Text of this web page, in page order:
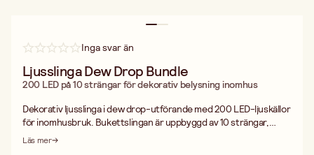
Inga svar än
Ljusslinga Dew Drop Bundle
200 LED på 10 strängar för dekorativ belysning inomhus
Dekorativ ljusslinga i dew drop-utförande med 200 LED-ljuskällor
för inomhusbruk. Bukettslingan är uppbyggd av 10 strängar,
vilket ger ett fylligt och effektfullt uttryck när du vill skapa
Läs mer